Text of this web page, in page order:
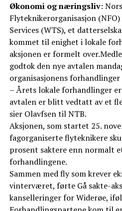
Økonomi og næringsliv:
Flyteknikerorganisasjon
Services (WTS), et
kommet til enighet i lokale
aksjonen er formelt
godtok den nye avtalen
organisasjonens
– Årets lokale forhandlinger
avtalen er blitt vedtatt av et
sier Olavfsen til NTB.
Aksjonen, som startet 25.
fagorganiserte flyteknikere
prosent saktere enn normalt
forhandlingene.
Sammen med fly som krever
vinterværet, førte Gå sakte-
kanselleringer for Widerøe,